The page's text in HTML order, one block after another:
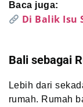
Baca juga:
Di Balik Isu
Bali sebagai
Lebih dari
rumah. Rumah